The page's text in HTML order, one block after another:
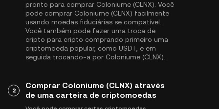
pronto para comprar Coloniume (CLNX). Você
pode comprar Coloniume (CLNX) facilmente
usando moedas fiduciárias se compatível.
Você também pode fazer uma troca de
cripto para cripto comprando primeiro uma
criptomoeda popular, como USDT , e em
seguida trocando-a por Coloniume (CLNX).
2
Comprar Coloniume (CLNX) através
de uma carteira de criptomoedas